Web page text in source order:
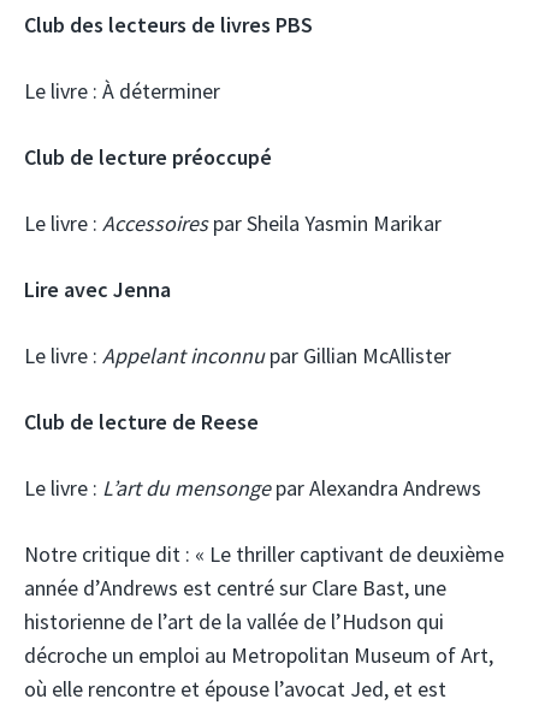
Club des lecteurs de livres PBS
Le livre : À déterminer
Club de lecture préoccupé
Le livre : Accessoirespar Sheila Yasmin Marikar
Lire avec Jenna
Le livre : Appelant inconnupar Gillian McAllister
Club de lecture de Reese
Le livre : L’art du mensongepar Alexandra Andrews
Notre critique dit : « Le thriller captivant de deuxième
année d’Andrews est centré sur Clare Bast, une
historienne de l’art de la vallée de l’Hudson qui
décroche un emploi au Metropolitan Museum of Art,
où elle rencontre et épouse l’avocat Jed, et est